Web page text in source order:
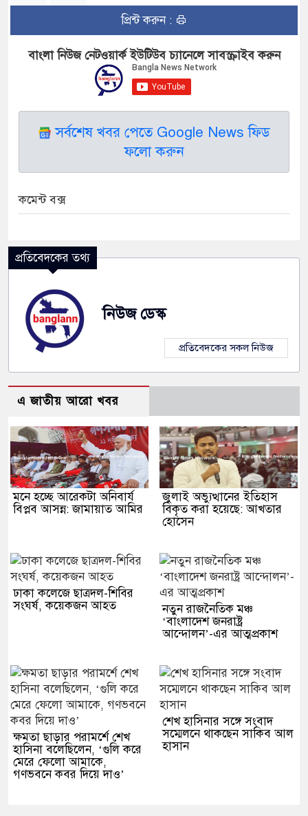
প্রিন্ট করুন :
বাংলা নিউজ নেটওয়ার্ক ইউটিউব চ্যানেলে সাবস্ক্রাইব করুন
সর্বশেষ খবর পেতে Google News ফিড
ফলো করুন
কমেন্ট বক্স
প্রতিবেদকের তথ্য
নিউজ ডেস্ক
প্রতিবেদকের সকল নিউজ
এ জাতীয় আরো খবর
মনে হচ্ছে আরেকটা অনিবার্য
বিপ্লব আসন্ন: জামায়াত আমির
জুলাই অভ্যুত্থানের ইতিহাস
বিকৃত করা হয়েছে: আখতার
হোসেন
ঢাকা কলেজে ছাত্রদল-শিবির
সংঘর্ষ, কয়েকজন আহত
নতুন রাজনৈতিক মঞ্চ
‘বাংলাদেশ জনরাষ্ট্র
আন্দোলন’-এর আত্মপ্রকাশ
ক্ষমতা ছাড়ার পরামর্শে শেখ
হাসিনা বলেছিলেন, ‘গুলি করে
মেরে ফেলো আমাকে,
গণভবনে কবর দিয়ে দাও’
শেখ হাসিনার সঙ্গে সংবাদ
সম্মেলনে থাকছেন সাকিব আল
হাসান